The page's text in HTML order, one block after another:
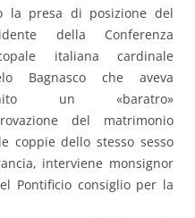
la presa di posizione del
della Conferenza
italiana cardinale
Bagnasco che aveva
un «baratro»
del matrimonio
coppie dello stesso sesso
interviene monsignor
Pontificio consiglio per la